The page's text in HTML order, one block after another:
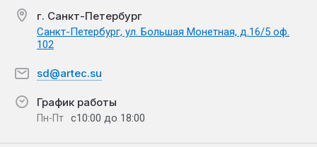
г. Санкт-Петербург
Санкт-Петербург, ул. Большая Монетная, д.16/5 оф.
102
sd@artec.su
График работы
Пн-Пт с10:00 до 18:00